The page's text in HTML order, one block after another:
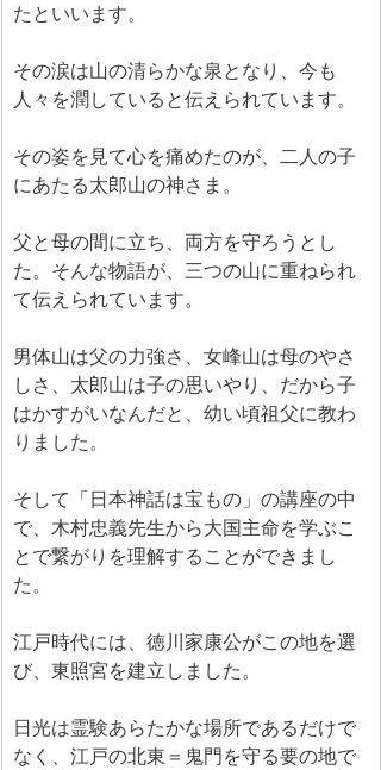
たといいます。
その涙は山の清らかな泉となり、今も
人々を潤していると伝えられています。
その姿を見て心を痛めたのが、二人の子
にあたる太郎山の神さま。
父と母の間に立ち、両方を守ろうとし
た。そんな物語が、三つの山に重ねられ
て伝えられています。
男体山は父の力強さ、女峰山は母のやさ
しさ、太郎山は子の思いやり、だから子
はかすがいなんだと、幼い頃祖父に教わ
りました。
そして「日本神話は宝もの」の講座の中
で、木村忠義先生から大国主命を学ぶこ
とで繋がりを理解することができまし
た。
江戸時代には、徳川家康公がこの地を選
び、東照宮を建立しました。
日光は霊験あらたかな場所であるだけで
なく、江戸の北東＝鬼門を守る要の地で